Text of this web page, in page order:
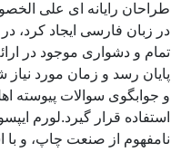
طراحان رایانه ای علی
در زبان فارسی ایجاد کرد،
تمام و دشواری موجود در
پایان رسد و زمان مورد
و جوابگوی سوالات پیوسته
استفاده قرار گیرد.لورم
نامفهوم از صنعت چاپ، و با